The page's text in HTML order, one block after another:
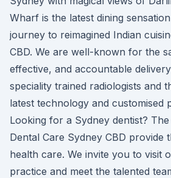
Wharf is the latest dining
journey to reimagined Indian
CBD. We are well-known for the
effective, and accountable
speciality trained radiologists and
latest technology and customised
Looking for a Sydney dentist?
Dental Care Sydney CBD provide
health care. We invite you to visit
practice and meet the talented